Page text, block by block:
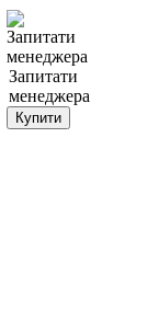
Запитати
менеджера
Купити